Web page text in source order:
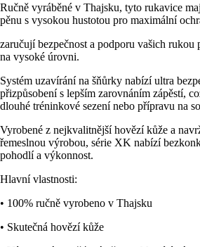
Ručně vyráběné v Thajsku, tyto rukavice
pěnu s vysokou hustotou pro maximální
zaručují bezpečnost a podporu vašich rukou
na vysoké úrovni.
Systém uzavírání na šňůrky nabízí ultra
přizpůsobení s lepším zarovnáním zápěstí,
dlouhé tréninkové sezení nebo přípravu na
Vyrobené z nejkvalitnější hovězí kůže a
řemeslnou výrobou, série XK nabízí
pohodlí a výkonnost.
Hlavní vlastnosti:
• 100% ručně vyrobeno v Thajsku
• Skutečná hovězí kůže